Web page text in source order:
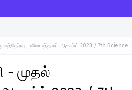
- வினாத்தாள் ஆகஸ்ட் 2023 / 7th Science -
- முதல்